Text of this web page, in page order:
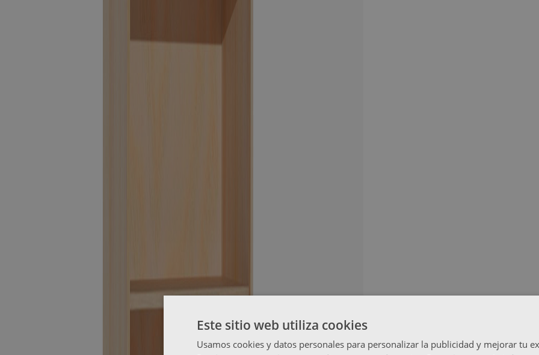
Este sitio web utiliza cookies
Usamos cookies y datos personales para personalizar la publicidad y mejorar tu